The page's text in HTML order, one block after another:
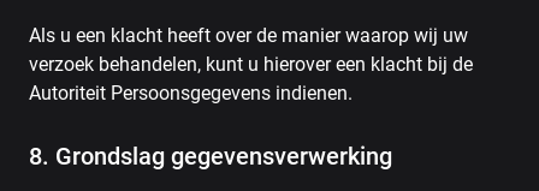
Als u een klacht heeft over de manier waarop wij uw
verzoek behandelen, kunt u hierover een klacht bij de
Autoriteit Persoonsgegevens indienen.
8. Grondslag gegevensverwerking